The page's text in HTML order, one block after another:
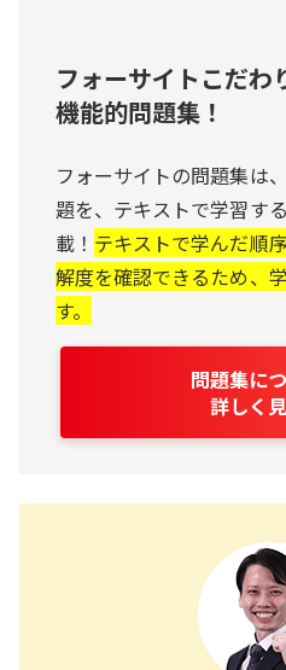
フォーサイトこだわ
機能的問題集！
フォーサイトの問題集は
題を、テキストで学習す
載！ テキストで学んだ順
解度を確認できるため、
す。
問題集に
詳しく